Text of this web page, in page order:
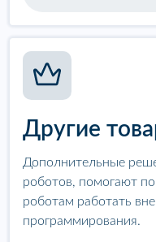
Другие
Дополнительные
роботов, помогают
роботам работать
программирования.